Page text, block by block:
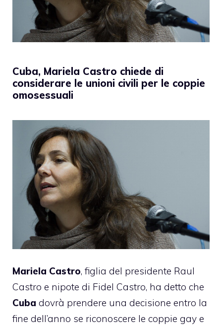
Cuba, Mariela Castro chiede di
considerare le unioni civili per le coppie
omosessuali
Mariela Castro, figlia del presidente Raul
Castro e nipote di Fidel Castro, ha detto che
Cuba dovrà prendere una decisione entro la
fine dell’anno se riconoscere le coppie gay e